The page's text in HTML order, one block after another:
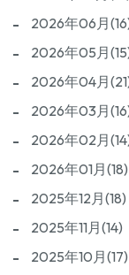
2026年06月
2026年05月
2026年04月
2026年03月
2026年02月
2026年01月(18)
2025年12月(18)
2025年11月(14)
2025年10月(17)